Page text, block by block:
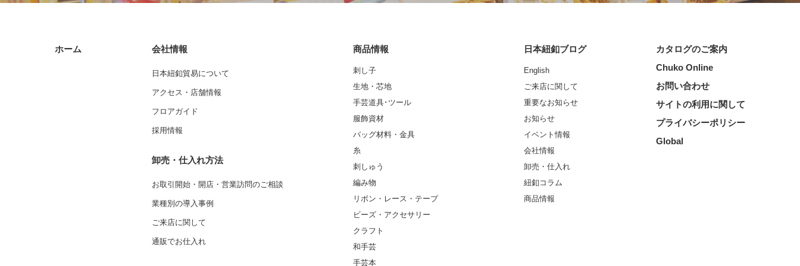
ホーム 会社情報
日本紐釦貿易について
アクセス・店舗情報
フロアガイド
採用情報
卸売・仕入れ方法
お取引開始・開店・営業訪問のご相談
業種別の導入事例
ご来店に関して
通販でお仕入れ
商品情報
刺し子
生地・芯地
手芸道具･ツール
服飾資材
バッグ材料・金具
糸
刺しゅう
編み物
リボン・レース・テープ
ビーズ・アクセサリー
クラフト
和手芸
手芸本
日本紐釦ブログ
English
ご来店に関して
重要なお知らせ
お知らせ
イベント情報
会社情報
卸売・仕入れ
紐釦コラム
商品情報
カタログのご案内
Chuko Online
お問い合わせ
サイトの利用に関して
プライバシーポリシー
Global